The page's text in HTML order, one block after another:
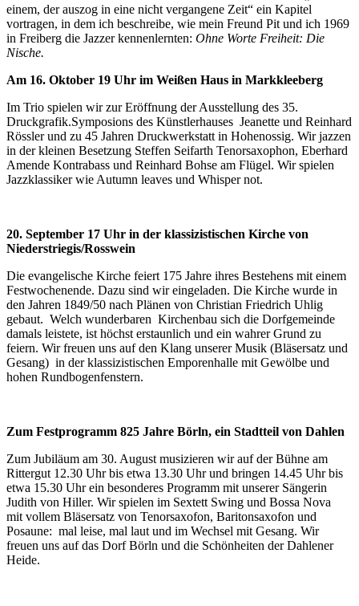
einem, der auszog in eine nicht vergangene Zeit“ ein Kapitel
vortragen, in dem ich beschreibe, wie mein Freund Pit und ich 1969
in Freiberg die Jazzer kennenlernten: Ohne Worte Freiheit: Die
Nische.
Am 16. Oktober 19 Uhr im Weißen Haus in Markkleeberg
Im Trio spielen wir zur Eröffnung der Ausstellung des 35.
Druckgrafik.Symposions des Künstlerhauses Jeanette und Reinhard
Rössler und zu 45 Jahren Druckwerkstatt in Hohenossig. Wir jazzen
in der kleinen Besetzung Steffen Seifarth Tenorsaxophon, Eberhard
Amende Kontrabass und Reinhard Bohse am Flügel. Wir spielen
Jazzklassiker wie Autumn leaves und Whisper not.
20. September 17 Uhr in der klassizistischen Kirche von
Niederstriegis/Rosswein
Die evangelische Kirche feiert 175 Jahre ihres Bestehens mit einem
Festwochenende. Dazu sind wir eingeladen. Die Kirche wurde in
den Jahren 1849/50 nach Plänen von Christian Friedrich Uhlig
gebaut. Welch wunderbaren Kirchenbau sich die Dorfgemeinde
damals leistete, ist höchst erstaunlich und ein wahrer Grund zu
feiern. Wir freuen uns auf den Klang unserer Musik (Bläsersatz und
Gesang) in der klassizistischen Emporenhalle mit Gewölbe und
hohen Rundbogenfenstern.
Zum Festprogramm 825 Jahre Börln, ein Stadtteil von Dahlen
Zum Jubiläum am 30. August musizieren wir auf der Bühne am
Rittergut 12.30 Uhr bis etwa 13.30 Uhr und bringen 14.45 Uhr bis
etwa 15.30 Uhr ein besonderes Programm mit unserer Sängerin
Judith von Hiller. Wir spielen im Sextett Swing und Bossa Nova
mit vollem Bläsersatz von Tenorsaxofon, Baritonsaxofon und
Posaune: mal leise, mal laut und im Wechsel mit Gesang. Wir
freuen uns auf das Dorf Börln und die Schönheiten der Dahlener
Heide.